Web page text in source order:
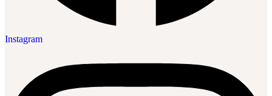
Instagram